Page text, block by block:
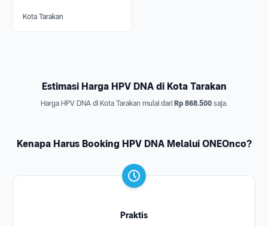
Kota Tarakan
Estimasi Harga HPV DNA di Kota Tarakan
Harga HPV DNA di Kota Tarakan mulai dari Rp 868.500 saja.
Kenapa Harus Booking HPV DNA Melalui ONEOnco?
Praktis